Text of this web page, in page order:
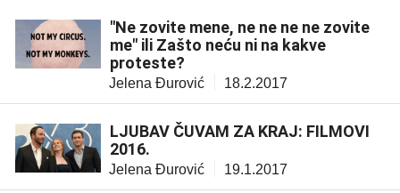
"Ne zovite mene, ne ne ne ne zovite
me" ili Zašto neću ni na kakve
proteste?
Jelena Đurović 18.2.2017
LJUBAV ČUVAM ZA KRAJ: FILMOVI
2016.
Jelena Đurović 19.1.2017